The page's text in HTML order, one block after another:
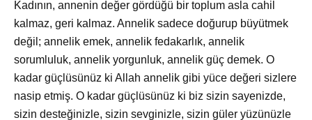
Kadının, annenin değer gördüğü bir toplum asla cahil
kalmaz, geri kalmaz. Annelik sadece doğurup büyütmek
değil; annelik emek, annelik fedakarlık, annelik
sorumluluk, annelik yorgunluk, annelik güç demek. O
kadar güçlüsünüz ki Allah annelik gibi yüce değeri sizlere
nasip etmiş. O kadar güçlüsünüz ki biz sizin sayenizde,
sizin desteğinizle, sizin sevginizle, sizin güler yüzünüzle